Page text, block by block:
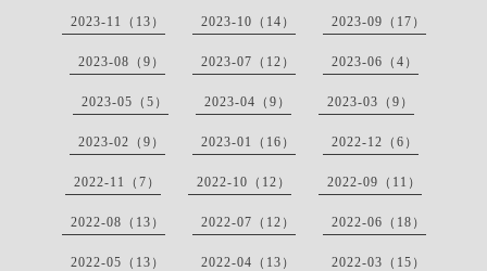
2023-11（13） 2023-10（14） 2023-09（17）
2023-08（9） 2023-07（12） 2023-06（4）
2023-05（5） 2023-04（9） 2023-03（9）
2023-02（9） 2023-01（16） 2022-12（6）
2022-11（7） 2022-10（12） 2022-09（11）
2022-08（13） 2022-07（12） 2022-06（18）
2022-05（13） 2022-04（13） 2022-03（15）